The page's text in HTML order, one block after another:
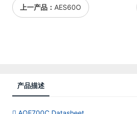
上一产品： AES60O
产品描述